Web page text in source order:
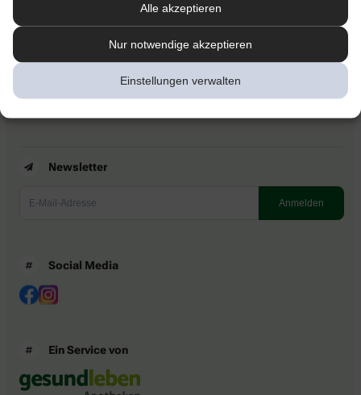
Alle akzeptieren
Nur notwendige akzeptieren
Einstellungen verwalten
Newsletter
Barrierefreiheitserklärung
Newsletter
Social Media
Ein Service von